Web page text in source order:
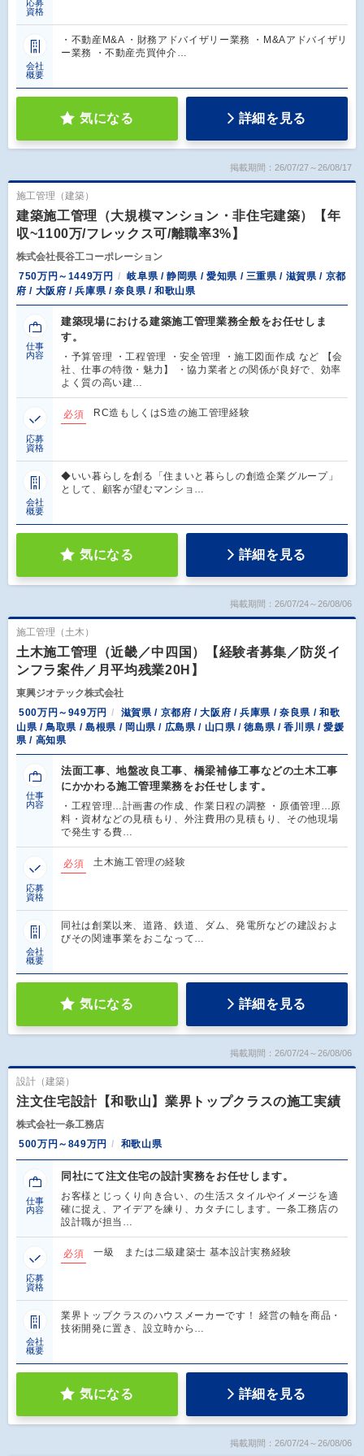
応募
資格
会社
概要
・不動産M&A ・財務アドバイザリー業務 ・M&Aアドバイザリ
ー業務 ・不動産売買仲介…
気になる 詳細を見る
掲載期間：26/07/27～26/08/17
施工管理（建築）
建築施工管理（大規模マンション・非住宅建築）【年
収~1100万/フレックス可/離職率3%】
株式会社長谷工コーポレーション
750万円～1449万円
岐阜県 / 静岡県 / 愛知県 / 三重県 / 滋賀県 / 京都
府 / 大阪府 / 兵庫県 / 奈良県 / 和歌山県
仕事
内容
建築現場における建築施工管理業務全般をお任せしま
す。
・予算管理 ・工程管理 ・安全管理 ・施工図面作成 など 【会
社、仕事の特徴・魅力】 ・協力業者との関係が良好で、効率
よく質の高い建…
応募
資格
必須 RC造もしくはS造の施工管理経験
会社
概要
◆いい暮らしを創る「住まいと暮らしの創造企業グループ」
として、顧客が望むマンショ…
気になる 詳細を見る
掲載期間：26/07/24～26/08/06
施工管理（土木）
土木施工管理（近畿／中四国）【経験者募集／防災イ
ンフラ案件／月平均残業20H】
東興ジオテック株式会社
500万円～949万円
滋賀県 / 京都府 / 大阪府 / 兵庫県 / 奈良県 / 和歌
山県 / 鳥取県 / 島根県 / 岡山県 / 広島県 / 山口県 / 徳島県 / 香川県 / 愛媛
県 / 高知県
仕事
内容
法面工事、地盤改良工事、橋梁補修工事などの土木工事
にかかわる施工管理業務をお任せします。
・工程管理…計画書の作成、作業日程の調整 ・原価管理…原
料・資材などの見積もり、外注費用の見積もり、その他現場
で発生する費…
応募
資格
必須 土木施工管理の経験
会社
概要
同社は創業以来、道路、鉄道、ダム、発電所などの建設およ
びその関連事業をおこなって…
気になる 詳細を見る
掲載期間：26/07/24～26/08/06
設計（建築）
注文住宅設計【和歌山】業界トップクラスの施工実績
株式会社一条工務店
500万円～849万円
和歌山県
仕事
内容
同社にて注文住宅の設計実務をお任せします。
お客様とじっくり向き合い、の生活スタイルやイメージを適
確に捉え、アイデアを練り、カタチにします。一条工務店の
設計職が担当…
応募
資格
必須 一級 または二級建築士 基本設計実務経験
会社
概要
業界トップクラスのハウスメーカーです！ 経営の軸を商品・
技術開発に置き、設立時から…
気になる 詳細を見る
掲載期間：26/07/24～26/08/06